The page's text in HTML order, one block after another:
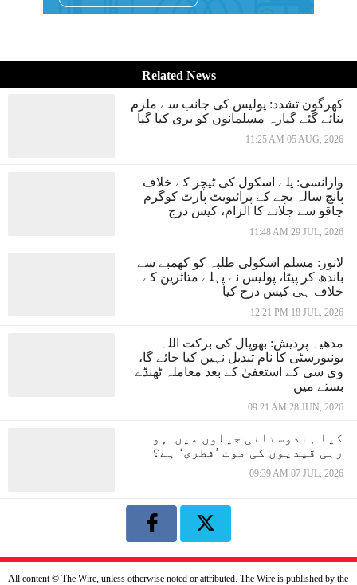
Related News
کھرگون تشدد: پولیس کی جانب سے ملزم
بنائے گئے گیارہ مسلمانوں کو بری کیا گیا
11:25 AM 05 AUG, 2026
وارانسی: پلے اسکول کی ٹیچر کے خلاف
پانچ سالہ بچے کے پرائیویٹ پارٹ کوگرم
چاقو سے جلانے کا الزام، کیس درج
11:48 AM 29 JUL, 2026
لاتور: مسلم اسکولی طلبہ کو کھمبے سے
باندھ کر پیٹا، پولیس نے پہلے متاثرین کے
خلاف ہی کیس درج کیا
12:21 PM 18 JUL, 2026
مدھیہ پردیش: بھوپال کی برکت اللہ
یونیورسٹی کا نام تبدیل نہیں کیا جائے گا،
وی سی کے استعفیٰ کے بعد معاملہ ٹھنڈے
بستے میں
09:21 AM 28 JUN, 2026
کیا ہندوستانی جیلوں میں ہو
رہی قیدیوں کی موت ’فطری‘ ہے؟
09:39 AM 07 JUL, 2026
All content © The Wire, unless otherwise noted or attributed. The Wire is published by the